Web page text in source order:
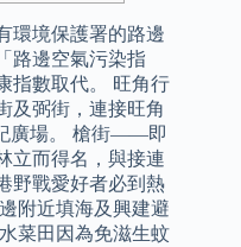
環境保護署的路邊
路邊空氣污染指
指數取代。 旺角行
及弼街，連接旺角
廣場。 槍街——即
立而得名，與接連
野戰愛好者必到熱
附近填海及興建避
菜田因為免滋生蚊